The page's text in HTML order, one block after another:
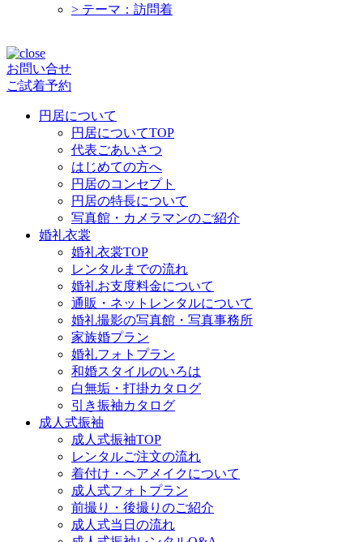
> テーマ：訪問着
お問い合せ
ご試着予約
円居について
円居についてTOP
代表ごあいさつ
はじめての方へ
円居のコンセプト
円居の特長について
写真館・カメラマンのご紹介
婚礼衣裳
婚礼衣裳TOP
レンタルまでの流れ
婚礼お支度料金について
通販・ネットレンタルについて
婚礼撮影の写真館・写真事務所
家族婚プラン
婚礼フォトプラン
和婚スタイルのいろは
白無垢・打掛カタログ
引き振袖カタログ
成人式振袖
成人式振袖TOP
レンタルご注文の流れ
着付け・ヘアメイクについて
成人式フォトプラン
前撮り・後撮りのご紹介
成人式当日の流れ